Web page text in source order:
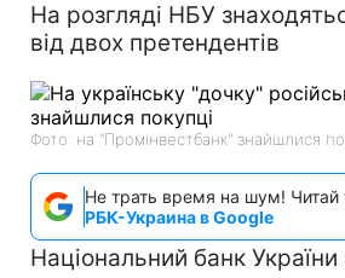
На розгляді НБУ
від двох претендентів
Фото: на "Промінвестбанк" знайшлися
Не трать время на шум! Читай
РБК-Украина в Google
Національний банк